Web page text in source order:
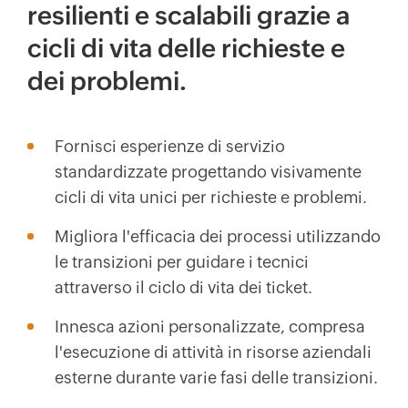
resilienti e scalabili grazie a
cicli di vita delle richieste e
dei problemi.
Fornisci esperienze di servizio
standardizzate progettando visivamente
cicli di vita unici per richieste e problemi.
Migliora l'efficacia dei processi utilizzando
le transizioni per guidare i tecnici
attraverso il ciclo di vita dei ticket.
Innesca azioni personalizzate, compresa
l'esecuzione di attività in risorse aziendali
esterne durante varie fasi delle transizioni.